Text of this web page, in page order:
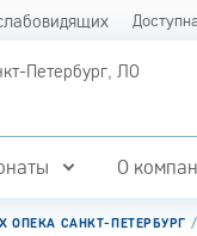
Петербург, ЛО
О
САНКТ-ПЕТЕРБУРГ